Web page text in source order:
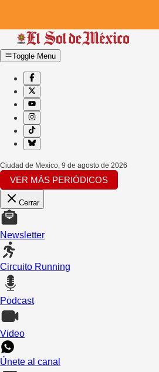
Toggle Menu
Ciudad de Mexico, 9 de agosto de 2026
VER MÁS PERIÓDICOS
Cerrar
Newsletter
Circuito Running
Podcast
Video
Únete al canal